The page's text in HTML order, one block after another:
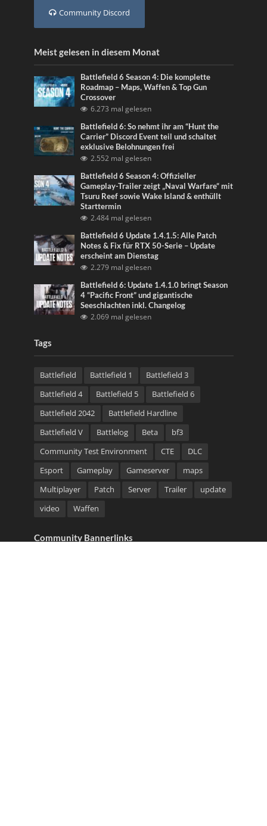
Community Discord
Meist gelesen in diesem Monat
Battlefield 6 Season 4: Die komplette
Roadmap – Maps, Waffen & Top Gun
Crossover
6.273 mal gelesen
Battlefield 6: So nehmt ihr am “Hunt the
Carrier” Discord Event teil und schaltet
exklusive Belohnungen frei
2.552 mal gelesen
Battlefield 6 Season 4: Offizieller
Gameplay-Trailer zeigt „Naval Warfare“ mit
Tsuru Reef sowie Wake Island & enthüllt
Starttermin
2.484 mal gelesen
Battlefield 6 Update 1.4.1.5: Alle Patch
Notes & Fix für RTX 50-Serie – Update
erscheint am Dienstag
2.279 mal gelesen
Battlefield 6: Update 1.4.1.0 bringt Season
4 “Pacific Front” und gigantische
Seeschlachten inkl. Changelog
2.069 mal gelesen
Tags
Battlefield Battlefield 1
Battlefield 3
Battlefield 4
Battlefield 5
Battlefield 6
Battlefield 2042
Battlefield Hardline
Battlefield V
Battlelog Beta
bf3
Community Test Environment
CTE
DLC
Esport
Gameplay Gameserver
maps
Multiplayer
Patch Server Trailer
update
video
Waffen
Community Bannerlinks